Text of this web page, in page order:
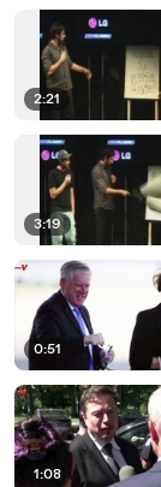
2:21
3:19
0:51
1:08